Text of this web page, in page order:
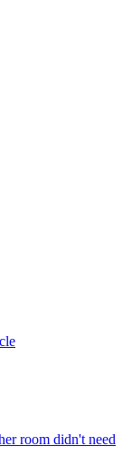
room didn't need